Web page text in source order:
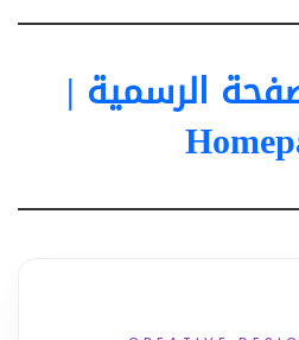
الرسمية |